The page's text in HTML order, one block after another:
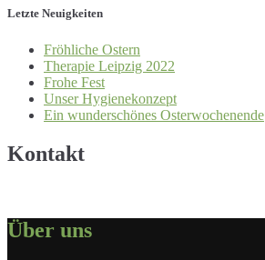
Letzte Neuigkeiten
Fröhliche Ostern
Therapie Leipzig 2022
Frohe Fest
Unser Hygienekonzept
Ein wunderschönes Osterwochenende
Kontakt
Über uns